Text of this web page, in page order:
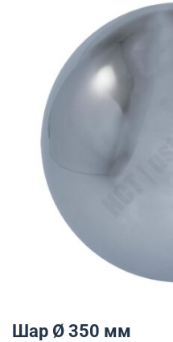
Шар Ø 350 мм